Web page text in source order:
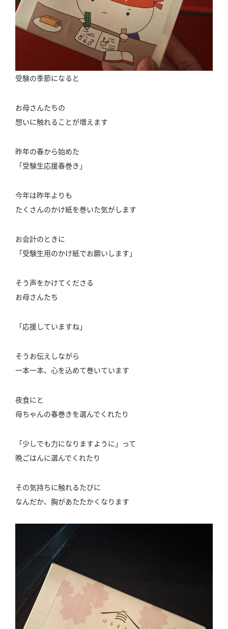
受験の季節になると
お母さんたちの
想いに触れることが増えます
昨年の春から始めた
「受験生応援春巻き」
今年は昨年よりも
たくさんのかけ紙を巻いた気がします
お会計のときに
「受験生用のかけ紙でお願いします」
そう声をかけてくださる
お母さんたち
「応援していますね」
そうお伝えしながら
一本一本、心を込めて巻いています
夜食にと
母ちゃんの春巻きを選んでくれたり
「少しでも力になりますように」って
晩ごはんに選んでくれたり
その気持ちに触れるたびに
なんだか、胸があたたかくなります